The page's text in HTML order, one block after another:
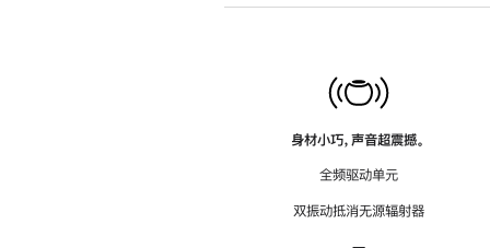
身材小巧，声音超震撼。
全频驱动单元
双振动抵消无源辐射器